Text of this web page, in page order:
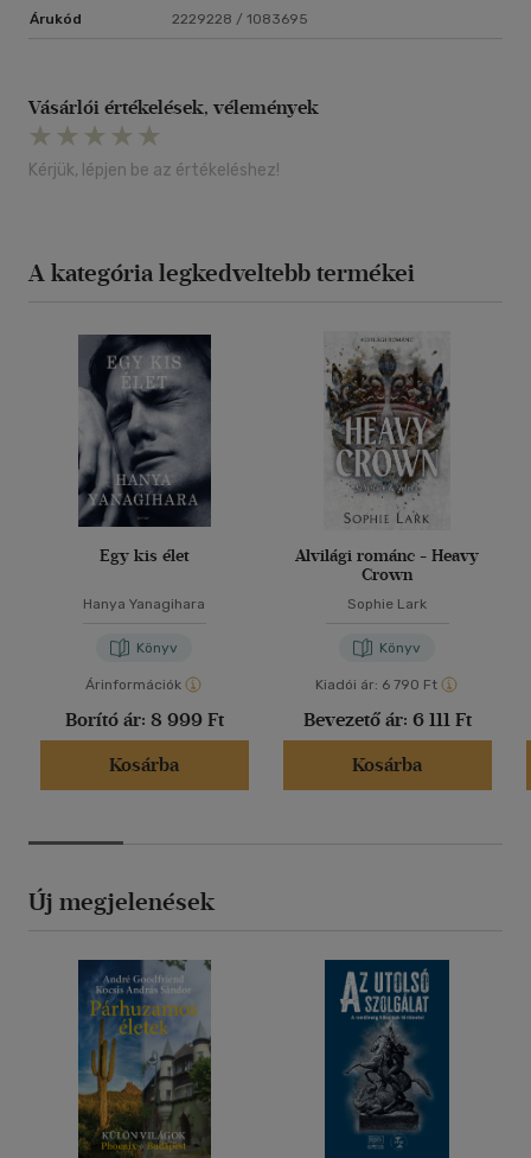
Árukód 2229228 / 1083695
Vásárlói értékelések, vélemények
Kérjük, lépjen be az értékeléshez!
A kategória legkedveltebb termékei
Egy kis élet
Hanya Yanagihara
Könyv
Árinformációk
Borító ár: 8 999 Ft
Kosárba
Alvilági románc - Heavy
Crown
Sophie Lark
Könyv
Kiadói ár: 6 790 Ft
Bevezető ár: 6 111 Ft
Kosárba
Új megjelenések